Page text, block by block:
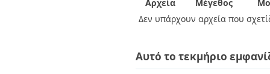
Αρχεία Μέγεθος
Δεν υπάρχουν αρχεία που
Αυτό το τεκμήριο